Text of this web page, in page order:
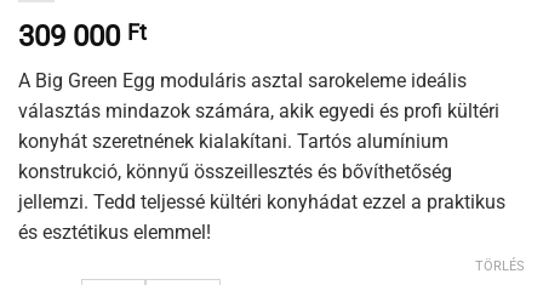
309 000 Ft
A Big Green Egg moduláris asztal sarokeleme ideális
választás mindazok számára, akik egyedi és profi kültéri
konyhát szeretnének kialakítani. Tartós alumínium
konstrukció, könnyű összeillesztés és bővíthetőség
jellemzi. Tedd teljessé kültéri konyhádat ezzel a praktikus
és esztétikus elemmel!
TÖRLÉS